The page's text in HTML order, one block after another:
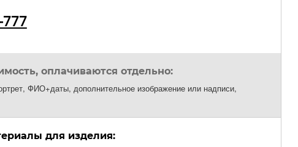
оплачиваются отдельно:
ФИО+даты, дополнительное изображение или надписи,
для изделия: